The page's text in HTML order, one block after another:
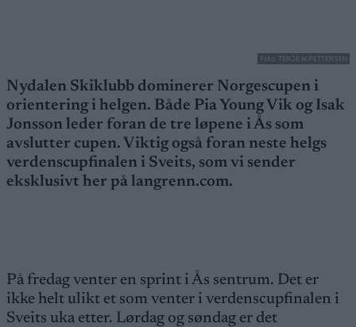
Foto: TERJE W PETTERSEN
Nydalen Skiklubb dominerer Norgescupen i
orientering i helgen. Både Pia Young Vik og Isak
Jonsson leder foran de tre løpene i Ås som
avslutter cupen. Viktig også foran neste helgs
verdenscupfinalen i Sveits, som vi sender
eksklusivt her på langrenn.com.
På fredag venter en sprint i Ås sentrum. Det er
ikke helt ulikt et som venter i verdenscupfinalen i
Sveits uka etter. Lørdag og søndag er det